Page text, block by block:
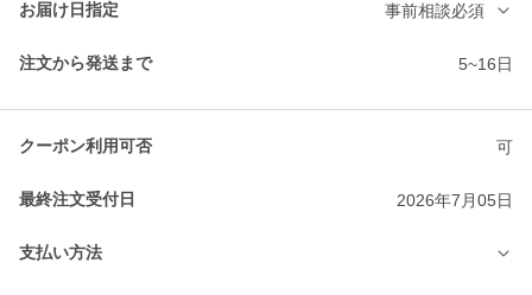
お届け日指定 事前相談必須
注文から発送まで 5~16日
クーポン利用可否 可
最終注文受付日 2026年7月05日
支払い方法